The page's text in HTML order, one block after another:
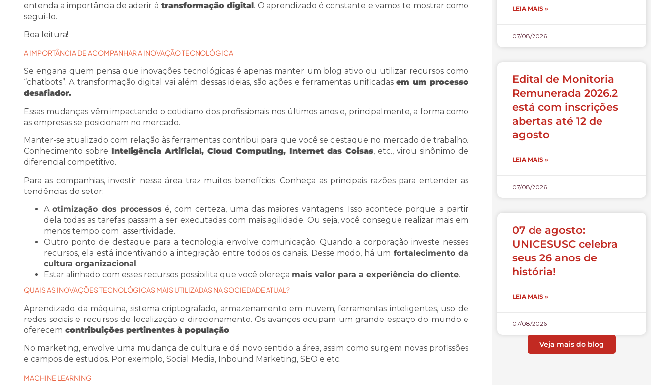
entenda a importância de aderir à transformação digital. O aprendizado é constante e vamos te mostrar como
segui-lo.
Boa leitura!
A IMPORTÂNCIA DE ACOMPANHAR A INOVAÇÃO TECNOLÓGICA
Se engana quem pensa que inovações tecnológicas é apenas manter um blog ativo ou utilizar recursos como
“chatbots”. A transformação digital vai além dessas ideias, são ações e ferramentas unificadasem um processo
desafiador.
Essas mudanças vêm impactando o cotidiano dos profissionais nos últimos anos e, principalmente, a forma como
as empresas se posicionam no mercado.
Manter-se atualizado com relação às ferramentas contribui para que você se destaque no mercado de trabalho.
Conhecimento sobre Inteligência Artificial, Cloud Computing, Internet das Coisas, etc., virou sinônimo de
diferencial competitivo.
Para as companhias, investir nessa área traz muitos benefícios. Conheça as principais razões para entender as
tendências do setor:
Aotimização dos processos é, com certeza, uma das maiores vantagens. Isso acontece porque a partir
dela todas as tarefas passam a ser executadas com mais agilidade. Ou seja, você consegue realizar mais em
menos tempo com assertividade.
Outro ponto de destaque para a tecnologia envolve comunicação. Quando a corporação investe nesses
recursos, ela está incentivando a integração entre todos os canais. Desse modo, há um fortalecimento da
cultura organizacional.
Estar alinhado com esses recursos possibilita que você ofereça mais valor para a experiência do cliente.
QUAIS AS INOVAÇÕES TECNOLÓGICAS MAIS UTILIZADAS NA SOCIEDADE ATUAL?
Aprendizado da máquina, sistema criptografado, armazenamento em nuvem, ferramentas inteligentes, uso de
redes sociais e recursos de localização e direcionamento. Os avanços ocupam um grande espaço do mundo e
oferecem contribuições pertinentes à população.
No marketing, envolve uma mudança de cultura e dá novo sentido a área, assim como surgem novas profissões
e campos de estudos. Por exemplo, Social Media, Inbound Marketing, SEO e etc.
MACHINE LEARNING
LEIA MAIS »
07/08/2026
Edital de Monitoria
Remunerada 2026.2
está com inscrições
abertas até 12 de
agosto
LEIA MAIS »
07/08/2026
07 de agosto:
UNICESUSC celebra
seus 26 anos de
história!
LEIA MAIS »
07/08/2026
Veja mais do blog